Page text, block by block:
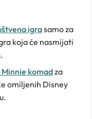
igrasamo za
koja će nasmijati
komadza
omiljenih Disney